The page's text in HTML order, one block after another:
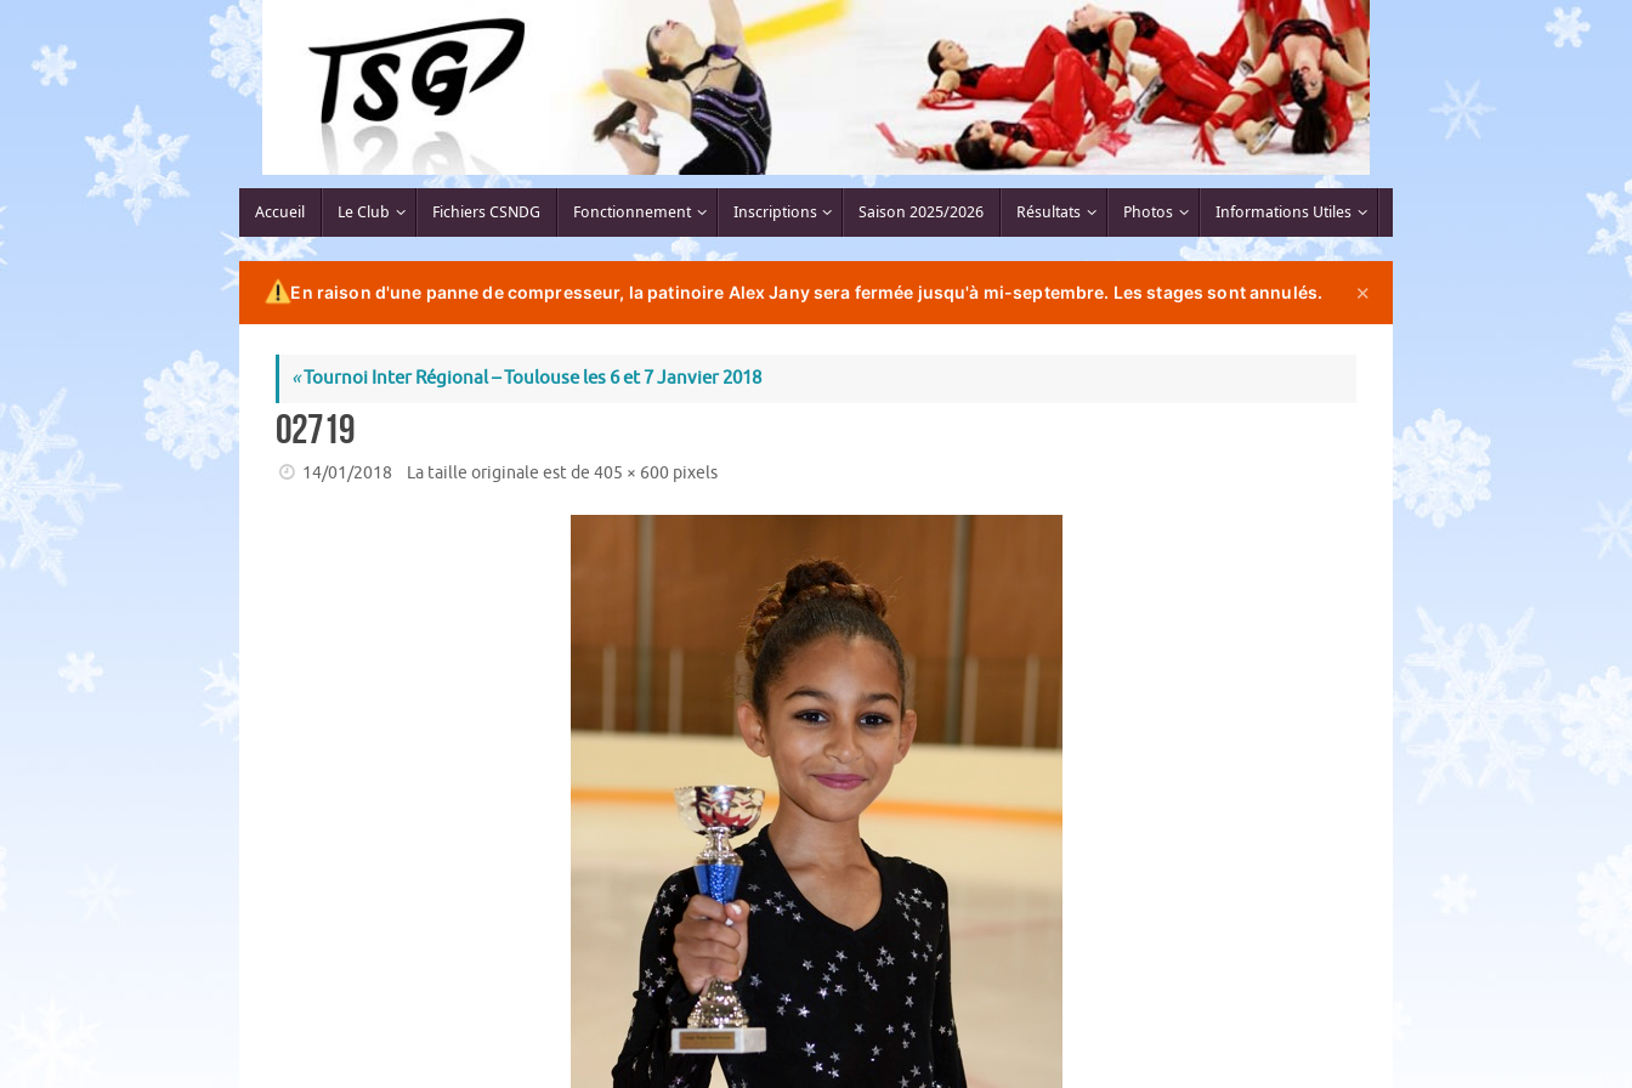
contenu
contenu
Accueil Le Club Fichiers CSNDG Fonctionnement Inscriptions Saison 2025/2026 Résultats Photos Informations Utiles
En raison d'une panne de compresseur, la patinoire Alex Jany sera fermée jusqu'à mi-septembre. Les stages sont annulés. ✕
«Tournoi Inter Régional – Toulouse les 6 et 7 Janvier 2018
02719
14/01/2018 La taille originale est de405 × 600 pixels